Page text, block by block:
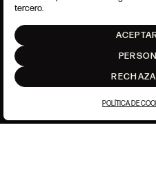
tercero.
POLÍTICA DE